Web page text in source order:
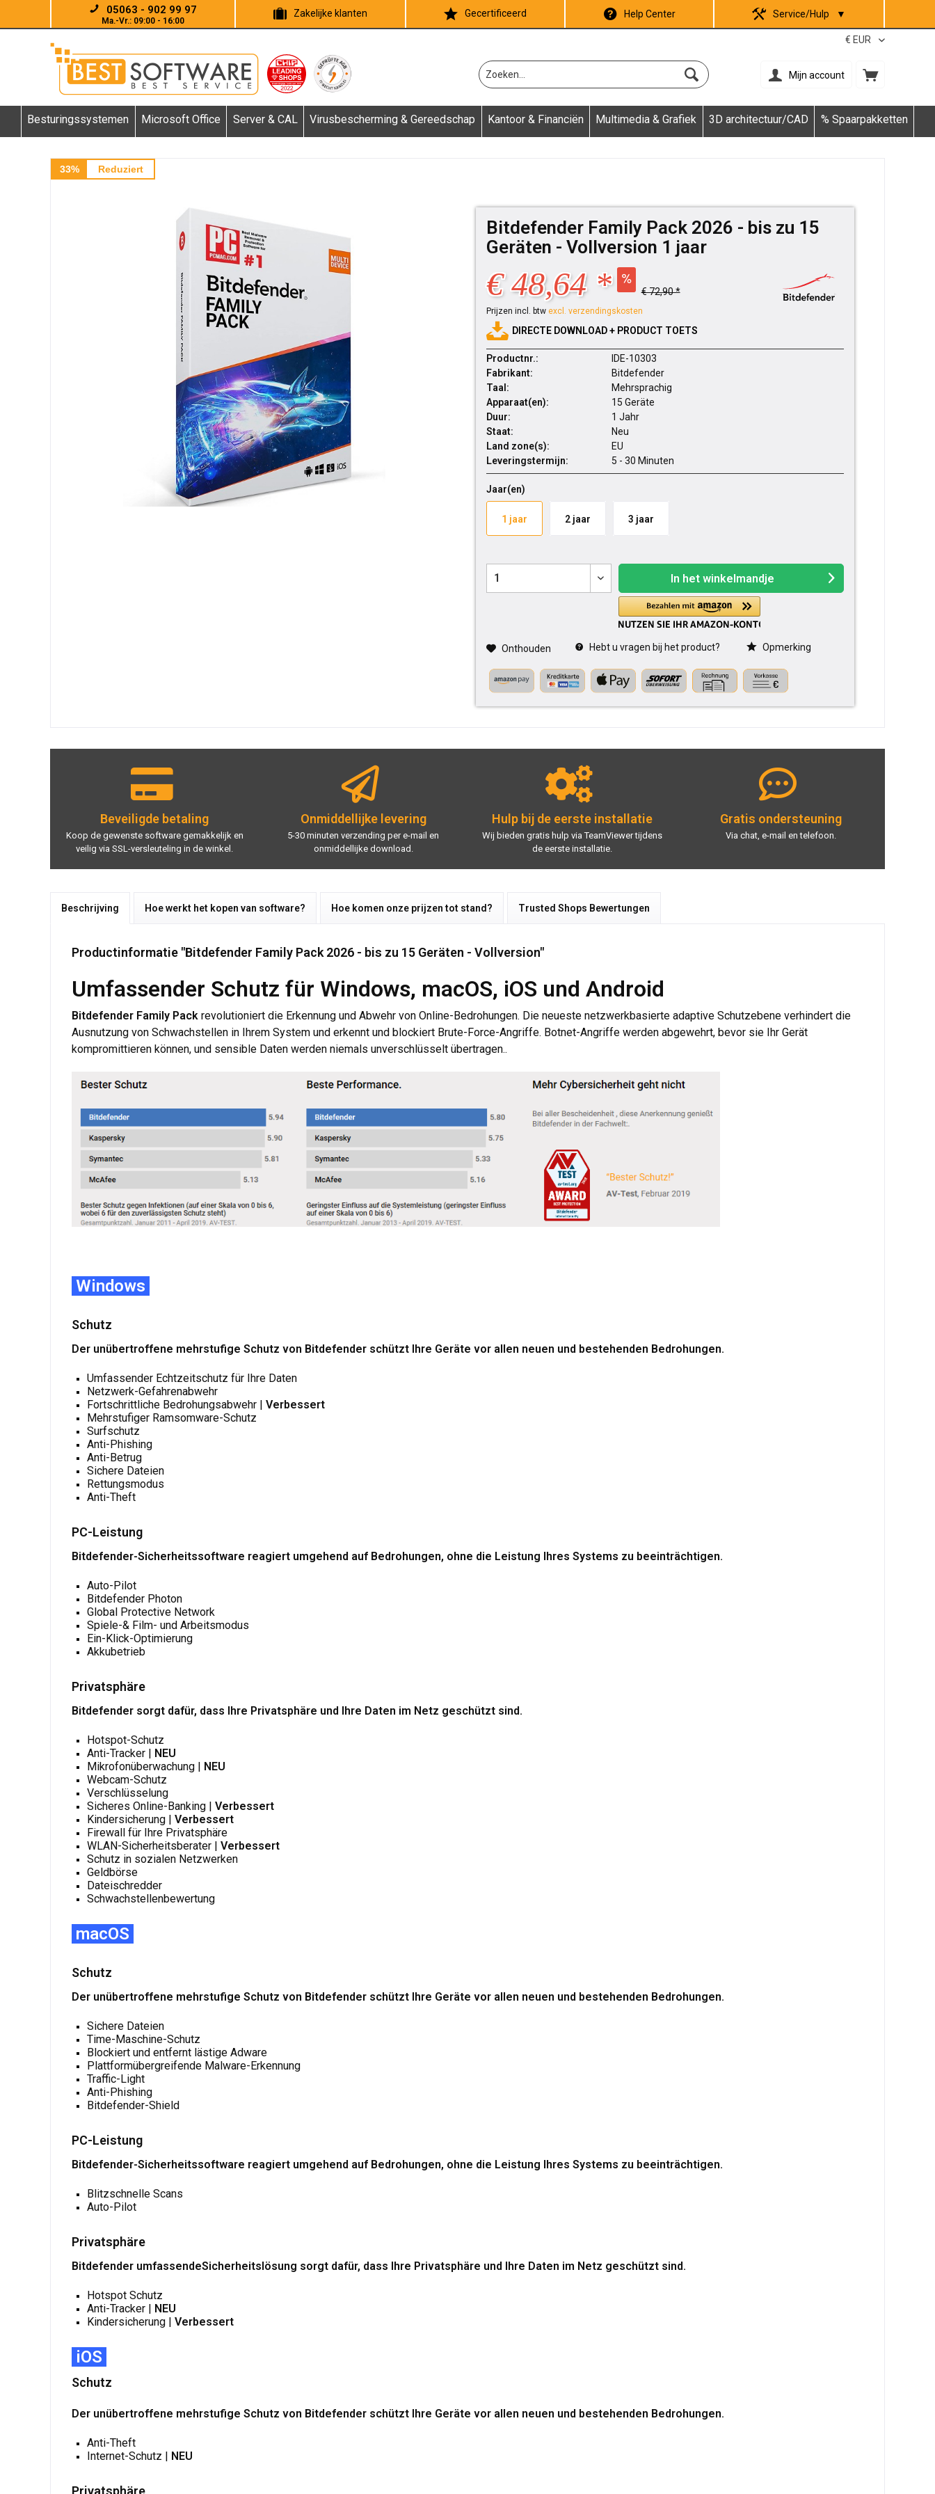
05063 - 902 99 97
Ma.-Vr.: 09:00 - 16:00
Zakelijke klanten Gecertificeerd Help Center Service/Hulp ▼
Mijn account
Besturingssystemen Microsoft Office Server & CAL Virusbescherming & Gereedschap Kantoor & Financiën Multimedia & Grafiek 3D architectuur/CAD % Spaarpakketten
33% Reduziert
Bitdefender Family Pack 2026 - bis zu 15
Geräten - Vollversion 1 jaar
€ 48,64 * € 72,90 *
Prijzen incl. btw excl. verzendingskosten
DIRECTE DOWNLOAD + PRODUCT TOETS
Productnr.:
IDE-10303
Fabrikant:
Bitdefender
Taal:
Mehrsprachig
Apparaat(en):
15 Geräte
Duur:
1 Jahr
Staat:
Neu
Land zone(s):
EU
Leveringstermijn:
5 - 30 Minuten
Jaar(en)
1 jaar 2 jaar 3 jaar
In het winkelmandje
Onthouden Hebt u vragen bij het product? Opmerking
Beveiligde betaling
Koop de gewenste software gemakkelijk en
veilig via SSL-versleuteling in de winkel.
Onmiddellijke levering
5-30 minuten verzending per e-mail en
onmiddellijke download.
Hulp bij de eerste installatie
Wij bieden gratis hulp via TeamViewer tijdens
de eerste installatie.
Gratis ondersteuning
Via chat, e-mail en telefoon.
Beschrijving Hoe werkt het kopen van software? Hoe komen onze prijzen tot stand? Trusted Shops Bewertungen
Productinformatie "Bitdefender Family Pack 2026 - bis zu 15 Geräten - Vollversion"
Umfassender Schutz für Windows, macOS, iOS und Android
Bitdefender Family Pack revolutioniert die Erkennung und Abwehr von Online-Bedrohungen. Die neueste netzwerkbasierte adaptive Schutzebene verhindert die
Ausnutzung von Schwachstellen in Ihrem System und erkennt und blockiert Brute-Force-Angriffe. Botnet-Angriffe werden abgewehrt, bevor sie Ihr Gerät
kompromittieren können, und sensible Daten werden niemals unverschlüsselt übertragen..
Windows
Schutz
Der unübertroffene mehrstufige Schutz von Bitdefender schützt Ihre Geräte vor allen neuen und bestehenden Bedrohungen.
Umfassender Echtzeitschutz für Ihre Daten
Netzwerk-Gefahrenabwehr
Fortschrittliche Bedrohungsabwehr | Verbessert
Mehrstufiger Ramsomware-Schutz
Surfschutz
Anti-Phishing
Anti-Betrug
Sichere Dateien
Rettungsmodus
Anti-Theft
PC-Leistung
Bitdefender-Sicherheitssoftware reagiert umgehend auf Bedrohungen, ohne die Leistung Ihres Systems zu beeinträchtigen.
Auto-Pilot
Bitdefender Photon
Global Protective Network
Spiele-& Film- und Arbeitsmodus
Ein-Klick-Optimierung
Akkubetrieb
Privatsphäre
Bitdefender sorgt dafür, dass Ihre Privatsphäre und Ihre Daten im Netz geschützt sind.
Hotspot-Schutz
Anti-Tracker | NEU
Mikrofonüberwachung | NEU
Webcam-Schutz
Verschlüsselung
Sicheres Online-Banking | Verbessert
Kindersicherung | Verbessert
Firewall für Ihre Privatsphäre
WLAN-Sicherheitsberater | Verbessert
Schutz in sozialen Netzwerken
Geldbörse
Dateischredder
Schwachstellenbewertung
macOS
Schutz
Der unübertroffene mehrstufige Schutz von Bitdefender schützt Ihre Geräte vor allen neuen und bestehenden Bedrohungen.
Sichere Dateien
Time-Maschine-Schutz
Blockiert und entfernt lästige Adware
Plattformübergreifende Malware-Erkennung
Traffic-Light
Anti-Phishing
Bitdefender-Shield
PC-Leistung
Bitdefender-Sicherheitssoftware reagiert umgehend auf Bedrohungen, ohne die Leistung Ihres Systems zu beeinträchtigen.
Blitzschnelle Scans
Auto-Pilot
Privatsphäre
Bitdefender umfassendeSicherheitslösung sorgt dafür, dass Ihre Privatsphäre und Ihre Daten im Netz geschützt sind.
Hotspot Schutz
Anti-Tracker | NEU
Kindersicherung | Verbessert
iOS
Schutz
Der unübertroffene mehrstufige Schutz von Bitdefender schützt Ihre Geräte vor allen neuen und bestehenden Bedrohungen.
Anti-Theft
Internet-Schutz | NEU
Privatsphäre